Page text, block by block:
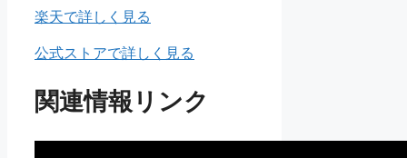
楽天で詳しく見る
公式ストアで詳しく見る
関連情報リンク